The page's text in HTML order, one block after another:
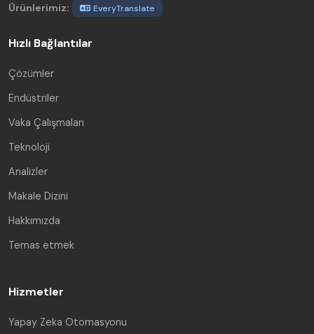
Ürünlerimiz: EveryTranslate
Hızlı Bağlantılar
Çözümler
Endüstriler
Vaka Çalışmaları
Teknoloji
Analizler
Makale Dizini
Hakkımızda
Temas etmek
Hizmetler
Yapay Zeka Otomasyonu